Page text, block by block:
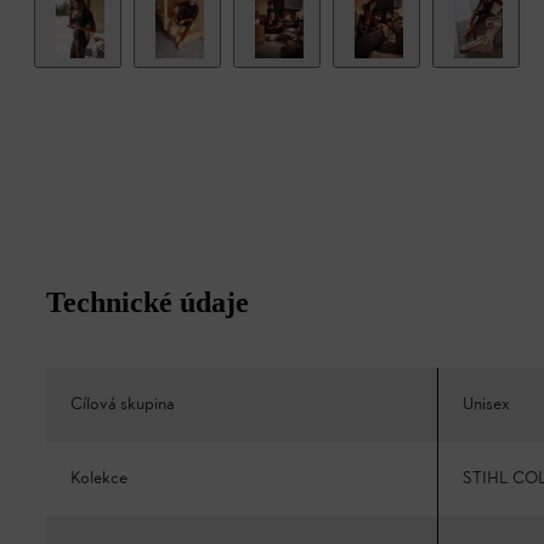
Technické údaje
Cílová skupina Unisex
Kolekce STIHL